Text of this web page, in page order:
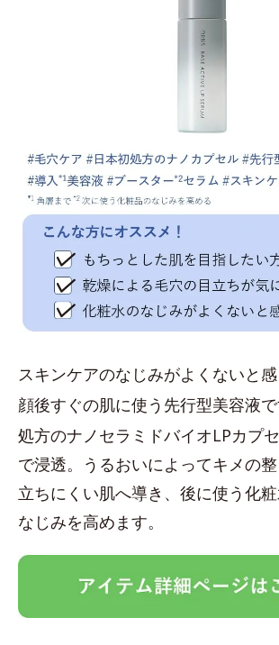
スキンケアのなじみがよくないと
顔後すぐの肌に使う先行型美容液
処方のナノセラミドバイオLPカプ
で浸透。うるおいによってキメの
立ちにくい肌へ導き、後に使う化
なじみを高めます。